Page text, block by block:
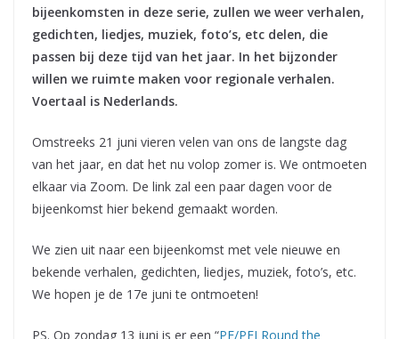
bijeenkomsten in deze serie, zullen we weer verhalen,
gedichten, liedjes, muziek, foto’s, etc delen, die
passen bij deze tijd van het jaar. In het bijzonder
willen we ruimte maken voor regionale verhalen.
Voertaal is Nederlands.
Omstreeks 21 juni vieren velen van ons de langste dag
van het jaar, en dat het nu volop zomer is. We ontmoeten
elkaar via Zoom. De link zal een paar dagen voor de
bijeenkomst hier bekend gemaakt worden.
We zien uit naar een bijeenkomst met vele nieuwe en
bekende verhalen, gedichten, liedjes, muziek, foto’s, etc.
We hopen je de 17e juni te ontmoeten!
PS. Op zondag 13 juni is er een “PF/PFI Round the